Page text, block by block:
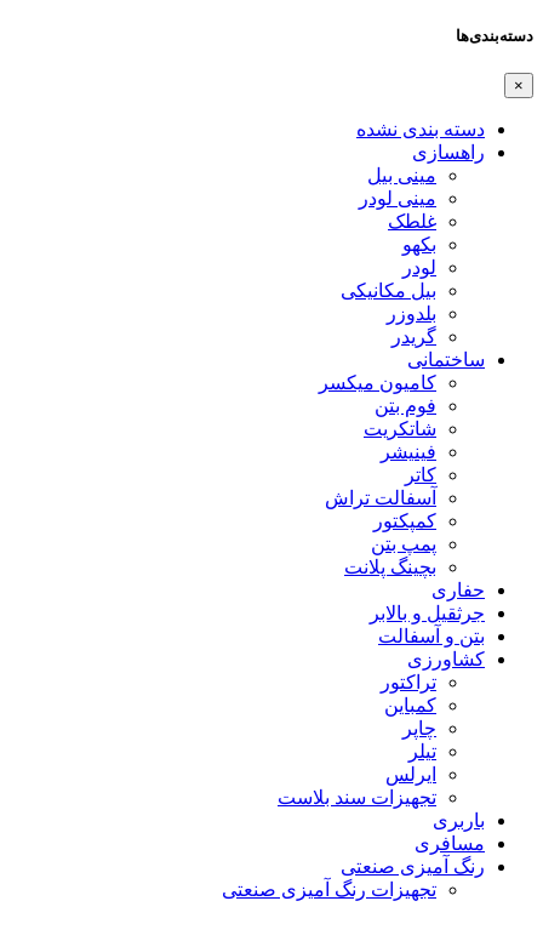
دسته‌بندی‌ها
×
دسته بندی نشده
راهسازی
مینی بیل
مینی لودر
غلطک
بکهو
لودر
بیل مکانیکی
بلدوزر
گریدر
ساختمانی
کامیون میکسر
فوم بتن
شاتکریت
فینیشر
کاتر
آسفالت تراش
کمپکتور
پمپ بتن
بچینگ پلانت
حفاری
جرثقیل و بالابر
بتن و آسفالت
کشاورزی
تراکتور
کمباین
چاپر
تیلر
ایرلس
تجهیزات سند بلاست
باربری
مسافری
رنگ آمیزی صنعتی
تجهیزات رنگ آمیزی صنعتی